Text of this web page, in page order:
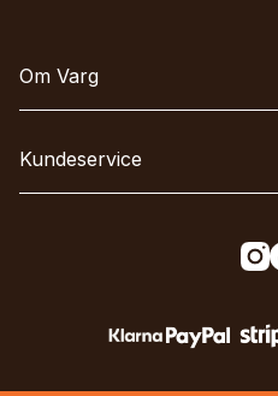
Om Varg
Kundeservice